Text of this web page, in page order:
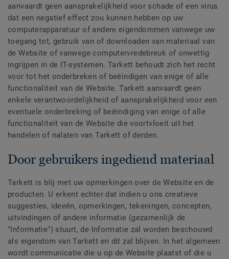
aanvaardt geen aansprakelijkheid voor schade of een virus
dat een negatief effect zou kunnen hebben op uw
computerapparatuur of andere eigendommen vanwege uw
toegang tot, gebruik van of downloaden van materiaal van
de Website of vanwege computervredebreuk of onwettig
ingrijpen in de IT-systemen. Tarkett behoudt zich het recht
voor tot het onderbreken of beëindigen van enige of alle
functionaliteit van de Website. Tarkett aanvaardt geen
enkele verantwoordelijkheid of aansprakelijkheid voor een
eventuele onderbreking of beëindiging van enige of alle
functionaliteit van de Website die voortvloeit uit het
handelen of nalaten van Tarkett of derden.
Door gebruikers ingediend materiaal
Tarkett is blij met uw opmerkingen over de Website en de
producten. U erkent echter dat indien u ons creatieve
suggesties, ideeën, opmerkingen, tekeningen, concepten,
uitvindingen of andere informatie (gezamenlijk de
"Informatie") stuurt, de Informatie zal worden beschouwd
als eigendom van Tarkett en dit zal blijven. In het algemeen
wordt communicatie die u op de Website plaatst of die u